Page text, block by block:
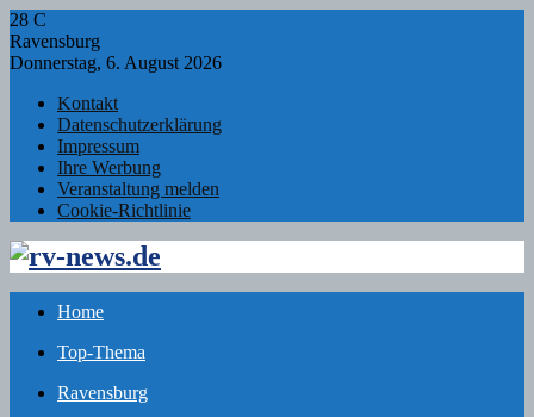
28 C
Ravensburg
Donnerstag, 6. August 2026
Kontakt
Datenschutzerklärung
Impressum
Ihre Werbung
Veranstaltung melden
Cookie-Richtlinie
Facebook
Twitter
Instagram
Email
Rss
Home
Top-Thema
Ravensburg